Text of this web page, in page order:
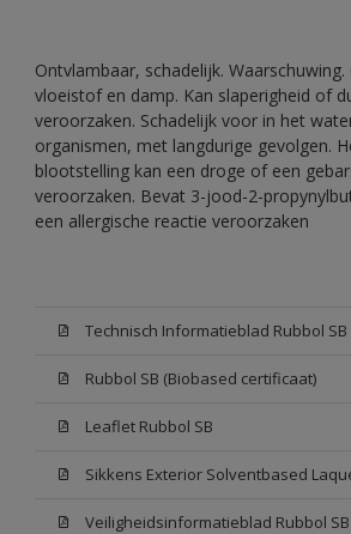
Ontvlambaar, schadelijk.
vloeistof en damp. Kan slaperigheid of
veroorzaken. Schadelijk voor in het
organismen, met langdurige gevolgen.
blootstelling kan een droge of een
veroorzaken. Bevat 3-jood-2-
een allergische reactie veroorzaken
Technisch Informatieblad Rubbol SB
Rubbol SB (Biobased certificaat)
Leaflet Rubbol SB
Veiligheidsinformatieblad Rubbol SB